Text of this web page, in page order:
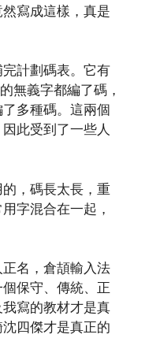
寫成這樣，真是
計劃碼表。它有
無義字都編了碼，
多種碼。這兩個
此受到了一些人
，碼長太長，重
字混合在一起，
名，倉頡輸入法
保守、傳統、正
寫的教材才是真
四傑才是真正的